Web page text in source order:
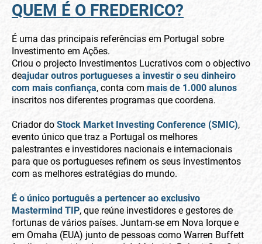
QUEM É O FREDERICO?
É uma das principais referências em Portugal sobre
Investimento em Ações.
Criou o projecto Investimentos Lucrativos com o objectivo
deajudar outros portugueses a investir o seu dinheiro
com mais confiança, conta com mais de 1.000 alunos
inscritos nos diferentes programas que coordena.
Criador do Stock Market Investing Conference (SMIC),
evento único que traz a Portugal os melhores
palestrantes e investidores nacionais e internacionais
para que os portugueses refinem os seus investimentos
com as melhores estratégias do mundo.
É o único português a pertencer ao exclusivo
Mastermind TIP, que reúne investidores e gestores de
fortunas de vários países. Juntam-se em Nova Iorque e
em Omaha (EUA) junto de pessoas como Warren Buffett